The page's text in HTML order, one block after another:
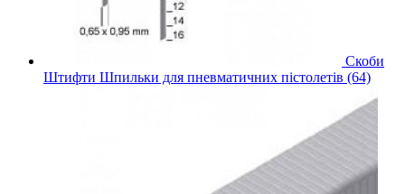
Скоби
Штифти Шпильки для пневматичних пістолетів (64)